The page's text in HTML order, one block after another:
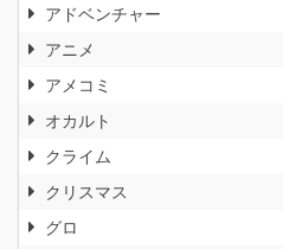
アドベンチャー
アニメ
アメコミ
オカルト
クライム
クリスマス
グロ